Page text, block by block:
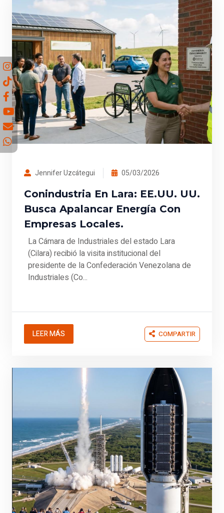
Jennifer Uzcátegui 05/03/2026
Conindustria En Lara: EE.UU. UU.
Busca Apalancar Energía Con
Empresas Locales.
La Cámara de Industriales del estado Lara
(Cilara) recibió la visita institucional del
presidente de la Confederación Venezolana de
Industriales (Co...
LEER MÁS COMPARTIR